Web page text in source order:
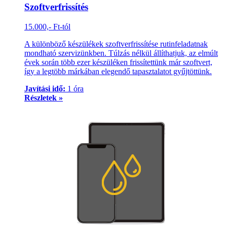
Szoftverfrissítés
15.000,- Ft-tól
A különböző készülékek szoftverfrissítése rutinfeladatnak
mondható szervizünkben. Túlzás nélkül állíthatjuk, az elmúlt
évek során több ezer készüléken frissítettünk már szoftvert,
így a legtöbb márkában elegendő tapasztalatot gyűjtöttünk.
Javítási idő: 1 óra
Részletek »